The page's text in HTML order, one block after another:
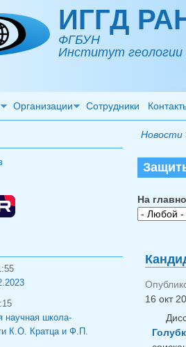
ИГГД
ФГБУН
Институт геологии
Организации Сотрудники
Новости
На
16 окт
научная школа-
К.О. Кратца и Ф.П.